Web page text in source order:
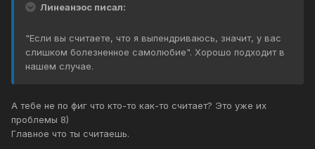
Линеанэос писал:
"Если вы считаете, что я выпендриваюсь, значит, у вас
слишком болезненное самолюбие". Хорошо подходит в
нашем случае.
А тебе не по фиг что кто-то как-то считает? Это уже их
проблемы 8)
Главное что ты считаешь.